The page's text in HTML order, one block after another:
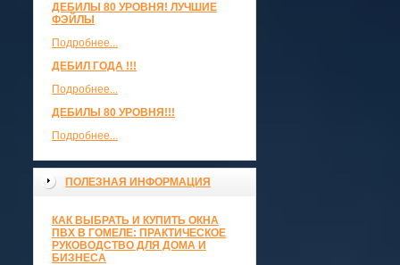
ДЕБИЛЫ 80 УРОВНЯ! ЛУЧШИЕ
ФЭЙЛЫ
Подробнее...
ДЕБИЛ ГОДА !!!
Подробнее...
ДЕБИЛЫ 80 УРОВНЯ!!!
Подробнее...
ПОЛЕЗНАЯ ИНФОРМАЦИЯ
КАК ВЫБРАТЬ И КУПИТЬ ОКНА
ПВХ В ГОМЕЛЕ: ПРАКТИЧЕСКОЕ
РУКОВОДСТВО ДЛЯ ДОМА И
БИЗНЕСА